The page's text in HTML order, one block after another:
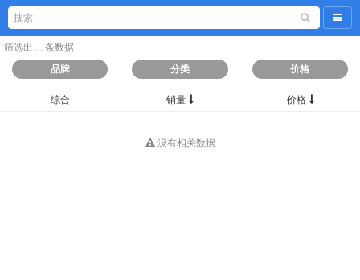
导航
筛选出 ... 条数据
品牌
分类 价格
综合 销量 价格
没有相关数据